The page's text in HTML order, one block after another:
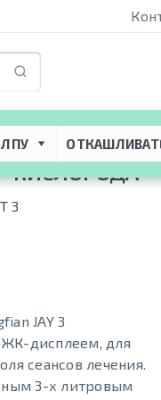
КИСЛОРОДА
3
JAY 3
ЖК-дисплеем, для
сеансов лечения.
3-х литровым